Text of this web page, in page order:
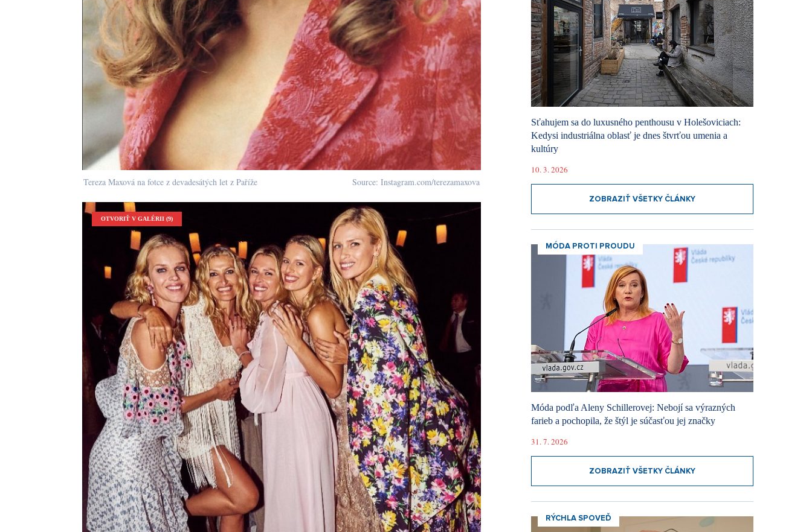
Tereza Maxová na fotce z devadesátých let z Paříže Source: Instagram.com/terezamaxova
OTVORIŤ V GALÉRII (9)
Sťahujem sa do luxusného penthousu v Holešoviciach:
Kedysi industriálna oblasť je dnes štvrťou umenia a
kultúry
10. 3. 2026
ZOBRAZIŤ VŠETKY ČLÁNKY
MÓDA PROTI PROUDU
Móda podľa Aleny Schillerovej: Nebojí sa výrazných
farieb a pochopila, že štýl je súčasťou jej značky
31. 7. 2026
ZOBRAZIŤ VŠETKY ČLÁNKY
RÝCHLA SPOVEĎ